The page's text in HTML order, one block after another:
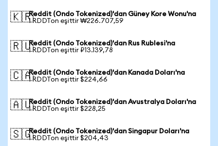
🇰🇷Reddit (Ondo Tokenized)'dan Güney Kore Wonu'na
1 RDDTon eşittir ₩226.707,59
🇷🇺Reddit (Ondo Tokenized)'dan Rus Rublesi'na
1 RDDTon eşittir ₽13.139,78
🇨🇦Reddit (Ondo Tokenized)'dan Kanada Doları'na
1 RDDTon eşittir $224,66
🇦🇺Reddit (Ondo Tokenized)'dan Avustralya Doları'na
1 RDDTon eşittir $228,25
🇸🇬Reddit (Ondo Tokenized)'dan Singapur Doları'na
1 RDDTon eşittir $204,43